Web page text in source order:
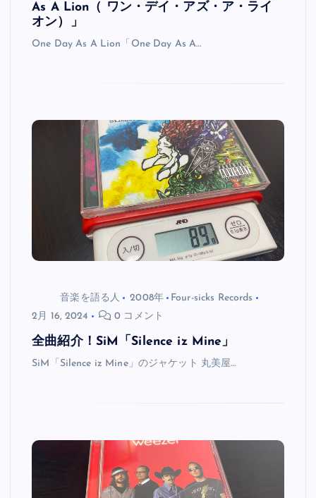
As A Lion（ ワン・デイ・アズ・ア・ライ
オン）」
One Day As A Lion「One Day As A…
音楽を語る人 2008年
Four-sicks Records
2月 16, 2024
0 コメント
全曲紹介！SiM「Silence iz Mine」
SiM「Silence iz Mine」のジャケット 丸美屋…